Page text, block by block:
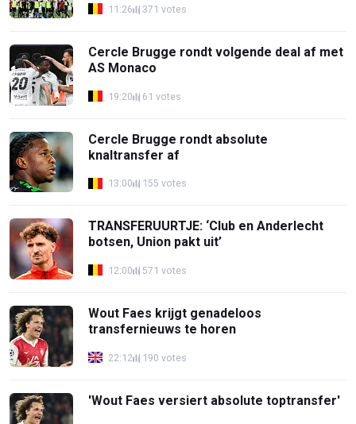
11:26 371 votes
Cercle Brugge rondt volgende deal af met
AS Monaco
19:20 61 votes
Cercle Brugge rondt absolute
knaltransfer af
13:00 155 votes
TRANSFERUURTJE: ‘Club en Anderlecht
botsen, Union pakt uit’
12:00 571 votes
Wout Faes krijgt genadeloos
transfernieuws te horen
22:12 190 votes
'Wout Faes versiert absolute toptransfer'